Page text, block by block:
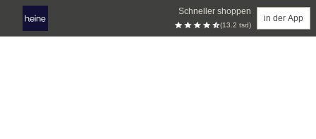
Schneller shoppen
(13.2 tsd)
in der App